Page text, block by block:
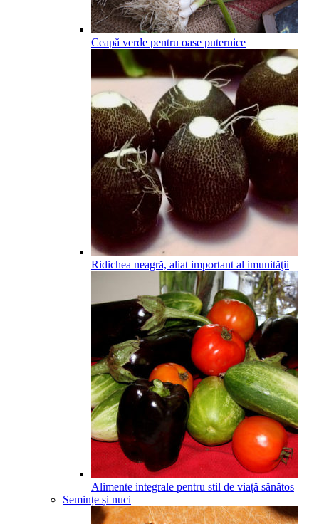
Ceapă verde pentru oase puternice
Ridichea neagră, aliat important al imunităţii
Alimente integrale pentru stil de viață sănătos
Semințe și nuci